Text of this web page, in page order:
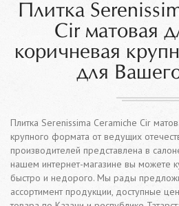
Плитка
Cir матовая
коричневая
для
Плитка Serenissima Ceramiche Cir
крупного формата от ведущих
производителей представлена в
нашем интернет-магазине вы можете
быстро и недорого. Мы рады
ассортимент продукции, доступные